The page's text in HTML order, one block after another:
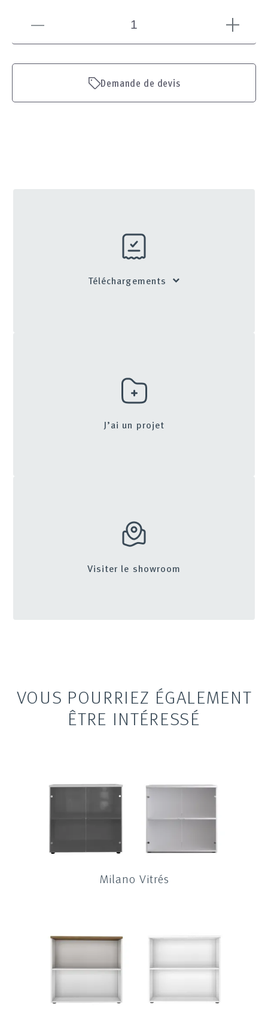
Demande de devis
Téléchargements
J’ai un projet
Visiter le showroom
VOUS POURRIEZ ÉGALEMENT
ÊTRE INTÉRESSÉ
Milano Vitrés